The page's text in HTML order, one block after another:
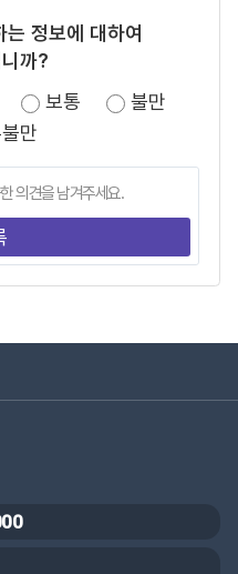
정보에 대하여
까?
보통
불만
만